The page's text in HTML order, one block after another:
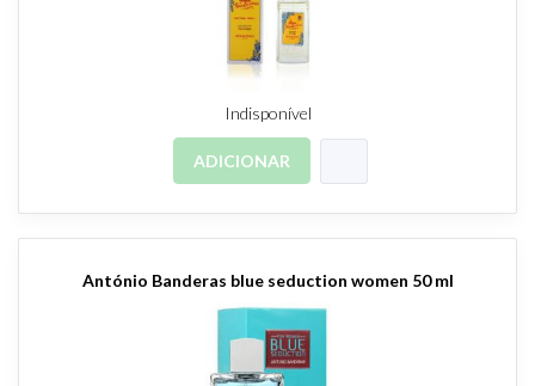
Indisponível
ADICIONAR
António Banderas blue seduction women 50 ml